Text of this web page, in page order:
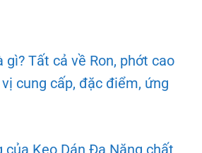
gì? Tất cả về Ron, phớt cao
cung cấp, đặc điểm, ứng